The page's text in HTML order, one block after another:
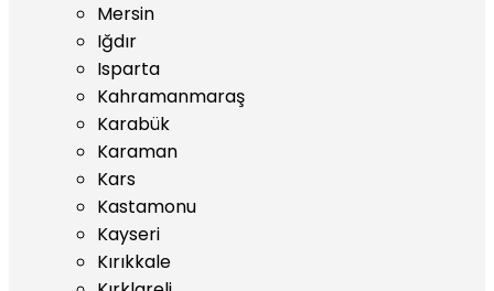
Mersin
Iğdır
Isparta
Kahramanmaraş
Karabük
Karaman
Kars
Kastamonu
Kayseri
Kırıkkale